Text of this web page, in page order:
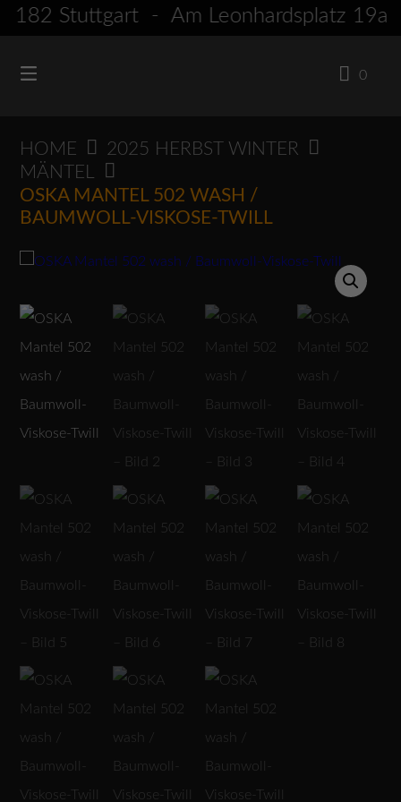
Springen
Inhalt
Stuttgart - Am
0
HOME
2025 HERBST WINTER
MÄNTEL
OSKA MANTEL 502 WASH /
BAUMWOLL-VISKOSE-TWILL